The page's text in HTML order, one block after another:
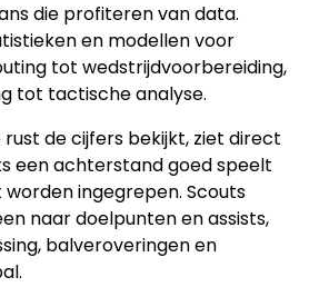
die profiteren van data.
en modellen voor
tot wedstrijdvoorbereiding,
tot tactische analyse.
rust de cijfers bekijkt, ziet direct
een achterstand goed speelt
ingegrepen. Scouts
naar doelpunten en assists,
balveroveringen en